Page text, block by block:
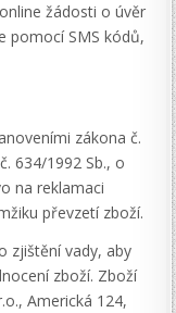
žádosti o úvěr
pomocí SMS kódů,
zákona č.
634/1992 Sb., o
na reklamaci
převzetí zboží.
zjištění vady, aby
zboží. Zboží
Americká 124,